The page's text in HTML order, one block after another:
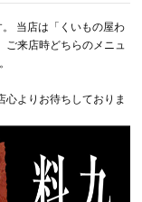
当店は「くいもの屋わ
ご来店時どちらのメニュ
よりお待ちしておりま